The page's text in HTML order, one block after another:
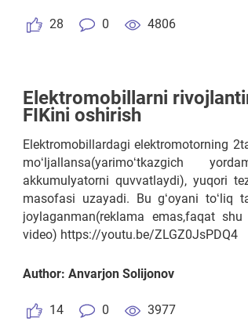
28 0 4806
Elektromobillarni
FIKini oshirish
Elektromobillardagi elektromotorning
moʻljallansa(yarimoʻtkazgich
akkumulyatorni quvvatlaydi), yuqori
masofasi uzayadi. Bu gʻoyani toʻliq
joylaganman(reklama emas,faqat
video) https://youtu.be/ZLGZ0JsPDQ4
Author: Anvarjon Solijonov
14 0 3977